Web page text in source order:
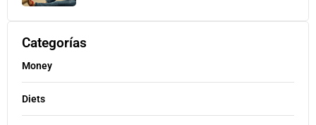
Categorías
Money
Diets